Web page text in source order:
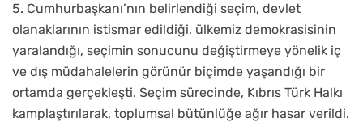
5. Cumhurbaşkanı’nın belirlendiği seçim, devlet
olanaklarının istismar edildiği, ülkemiz demokrasisinin
yaralandığı, seçimin sonucunu değiştirmeye yönelik iç
ve dış müdahalelerin görünür biçimde yaşandığı bir
ortamda gerçekleşti. Seçim sürecinde, Kıbrıs Türk Halkı
kamplaştırılarak, toplumsal bütünlüğe ağır hasar verildi.